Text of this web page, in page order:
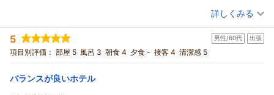
滞在中は快適にお過ごしいただけたようで何よりでございま
す。
また、お部屋からみなとまつりの花火をご覧いただけたとのこ
と、素晴らしい思い出のお手伝いができ光栄です。
今後も快適にお過ごしいただけるよう、スタッフ一同努めてま
いります。
す。当たり前の事かもしれませんが、相方もイイホテルね。流石
リッチモンド！と絶賛していました。とても気持ちの良い旅にな
りました。また長崎に来た際には利用させて頂きます。ありがと
うございました。
（投稿日：2026/07/25）
宿泊時期： 2026年07月宿泊 (恋人旅行)
投稿者： 唐揚げ奉行さん
宿泊プラン： 【じゃらんスペシャルウィーク】【シンプルステイ】素泊まり
(6月)
ダブル 食事なし
宿泊価格帯： 4,001～5,000円(大人一人あたり/税込)
詳しくみる
5 男性/60代 出張
項目別評価： 部屋 5 風呂 3 朝食 4 夕食 - 接客 4 清潔感 5
バランスが良いホテル